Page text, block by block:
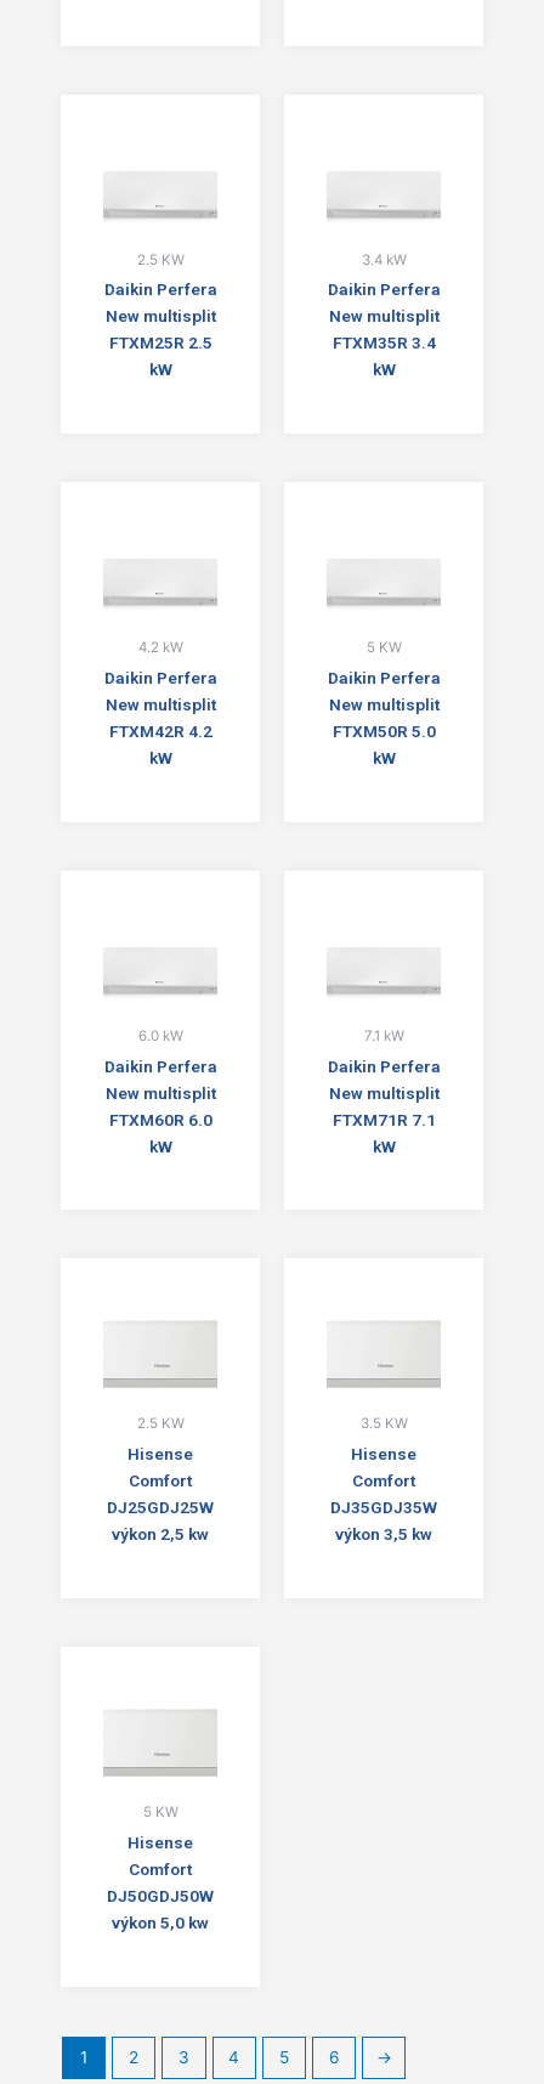
2.5 KW
Daikin Perfera
New multisplit
FTXM25R 2.5
kW
3.4 kW
Daikin Perfera
New multisplit
FTXM35R 3.4
kW
4.2 kW
Daikin Perfera
New multisplit
FTXM42R 4.2
kW
5 KW
Daikin Perfera
New multisplit
FTXM50R 5.0
kW
6.0 kW
Daikin Perfera
New multisplit
FTXM60R 6.0
kW
7.1 kW
Daikin Perfera
New multisplit
FTXM71R 7.1
kW
2.5 KW
Hisense
Comfort
DJ25GDJ25W
výkon 2,5 kw
3.5 KW
Hisense
Comfort
DJ35GDJ35W
výkon 3,5 kw
5 KW
Hisense
Comfort
DJ50GDJ50W
výkon 5,0 kw
1 2 3 4 5 6 →